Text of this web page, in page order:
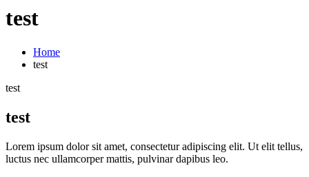
test
Home
test
test
test
Lorem ipsum dolor sit amet, consectetur adipiscing elit. Ut elit tellus,
luctus nec ullamcorper mattis, pulvinar dapibus leo.